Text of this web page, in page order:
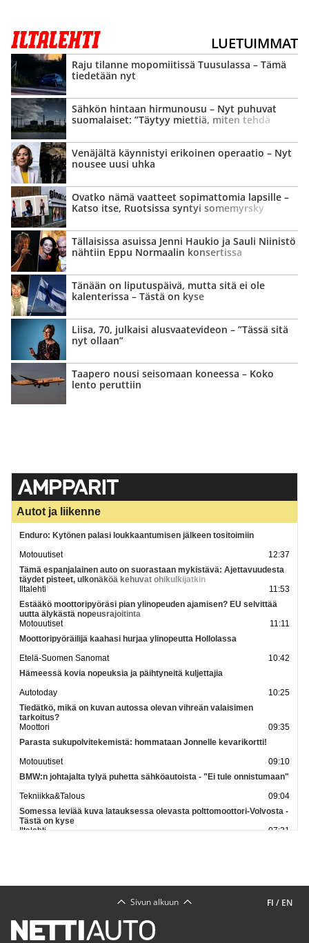
LUETUIMMAT
Raju tilanne mopomiitissä Tuusulassa – Tämä
tiedetään nyt
Sähkön hintaan hirmunousu – Nyt puhuvat
suomalaiset: ”Täytyy miettiä, miten tehdä
Venäjältä käynnistyi erikoinen operaatio – Nyt
nousee uusi uhka
Ovatko nämä vaatteet sopimattomia lapsille –
Katso itse, Ruotsissa syntyi somemyrsky
Tällaisissa asuissa Jenni Haukio ja Sauli Niinistö
nähtiin Eppu Normaalin konsertissa
Tänään on liputuspäivä, mutta sitä ei ole
kalenterissa – Tästä on kyse
Liisa, 70, julkaisi alusvaate­videon – ”Tässä sitä
nyt ollaan”
Taapero nousi seisomaan koneessa – Koko
lento peruttiin
Autot ja liikenne
Enduro: Kytönen palasi loukkaantumisen jälkeen tositoimiin
Motouutiset
12:37
Tämä espanjalainen auto on suorastaan mykistävä: Ajettavuudesta
täydet pisteet, ulkonäköä kehuvat ohikulkijatkin
Iltalehti
11:53
Estääkö moottoripyöräsi pian ylinopeuden ajamisen? EU selvittää
uutta älykästä nopeusrajoitinta
Motouutiset
11:11
Moottoripyöräilijä kaahasi hurjaa ylinopeutta Hollolassa
Etelä-Suomen Sanomat
10:42
Hämeessä kovia nopeuksia ja päihtyneitä kuljettajia
Autotoday
10:25
Tiedätkö, mikä on kuvan autossa olevan vihreän valaisimen
tarkoitus?
Moottori
09:35
Parasta sukupolvitekemistä: hommataan Jonnelle kevarikortti!
Motouutiset
09:10
BMW:n johtajalta tylyä puhetta sähköautoista - "Ei tule onnistumaan"
Tekniikka&Talous
09:04
Somessa leviää kuva latauksessa olevasta polttomoottori-Volvosta -
Tästä on kyse
Iltalehti
07:31
FI / EN
Sivun alkuun